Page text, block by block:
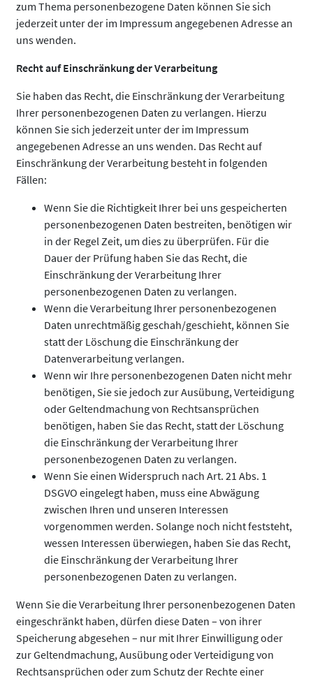
zum Thema personenbezogene Daten können Sie sich
jederzeit unter der im Impressum angegebenen Adresse an
uns wenden.
Recht auf Einschränkung der Verarbeitung
Sie haben das Recht, die Einschränkung der Verarbeitung
Ihrer personenbezogenen Daten zu verlangen. Hierzu
können Sie sich jederzeit unter der im Impressum
angegebenen Adresse an uns wenden. Das Recht auf
Einschränkung der Verarbeitung besteht in folgenden
Fällen:
Wenn Sie die Richtigkeit Ihrer bei uns gespeicherten
personenbezogenen Daten bestreiten, benötigen wir
in der Regel Zeit, um dies zu überprüfen. Für die
Dauer der Prüfung haben Sie das Recht, die
Einschränkung der Verarbeitung Ihrer
personenbezogenen Daten zu verlangen.
Wenn die Verarbeitung Ihrer personenbezogenen
Daten unrechtmäßig geschah/geschieht, können Sie
statt der Löschung die Einschränkung der
Datenverarbeitung verlangen.
Wenn wir Ihre personenbezogenen Daten nicht mehr
benötigen, Sie sie jedoch zur Ausübung, Verteidigung
oder Geltendmachung von Rechtsansprüchen
benötigen, haben Sie das Recht, statt der Löschung
die Einschränkung der Verarbeitung Ihrer
personenbezogenen Daten zu verlangen.
Wenn Sie einen Widerspruch nach Art. 21 Abs. 1
DSGVO eingelegt haben, muss eine Abwägung
zwischen Ihren und unseren Interessen
vorgenommen werden. Solange noch nicht feststeht,
wessen Interessen überwiegen, haben Sie das Recht,
die Einschränkung der Verarbeitung Ihrer
personenbezogenen Daten zu verlangen.
Wenn Sie die Verarbeitung Ihrer personenbezogenen Daten
eingeschränkt haben, dürfen diese Daten – von ihrer
Speicherung abgesehen – nur mit Ihrer Einwilligung oder
zur Geltendmachung, Ausübung oder Verteidigung von
Rechtsansprüchen oder zum Schutz der Rechte einer